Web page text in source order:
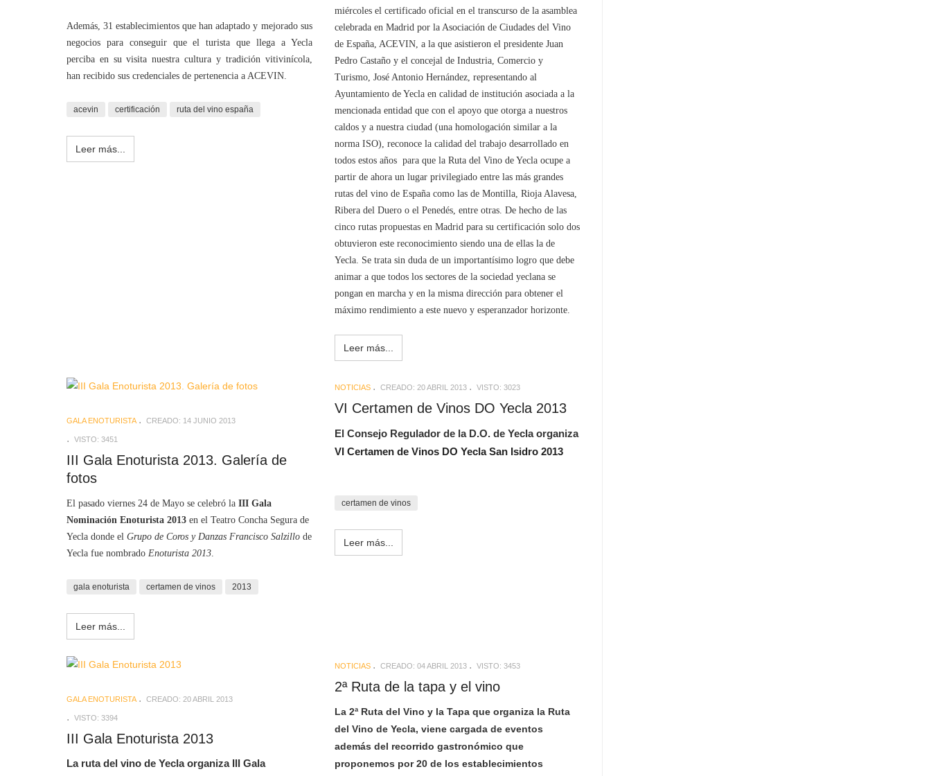
Además, 31 establecimientos que han adaptado y mejorado sus
negocios para conseguir que el turista que llega a Yecla
perciba en su visita nuestra cultura y tradición vitivinícola,
han recibido sus credenciales de pertenencia a ACEVIN.
acevin certificación ruta del vino españa
Leer más...
miércoles el certificado oficial en el transcurso de la asamblea
celebrada en Madrid por la Asociación de Ciudades del Vino
de España, ACEVIN, a la que asistieron el presidente Juan
Pedro Castaño y el concejal de Industria, Comercio y
Turismo, José Antonio Hernández, representando al
Ayuntamiento de Yecla en calidad de institución asociada a la
mencionada entidad que con el apoyo que otorga a nuestros
caldos y a nuestra ciudad (una homologación similar a la
norma ISO), reconoce la calidad del trabajo desarrollado en
todos estos años para que la Ruta del Vino de Yecla ocupe a
partir de ahora un lugar privilegiado entre las más grandes
rutas del vino de España como las de Montilla, Rioja Alavesa,
Ribera del Duero o el Penedés, entre otras. De hecho de las
cinco rutas propuestas en Madrid para su certificación solo dos
obtuvieron este reconocimiento siendo una de ellas la de
Yecla. Se trata sin duda de un importantísimo logro que debe
animar a que todos los sectores de la sociedad yeclana se
pongan en marcha y en la misma dirección para obtener el
máximo rendimiento a este nuevo y esperanzador horizonte.
Leer más...
GALA ENOTURISTA CREADO: 14 JUNIO 2013
VISTO: 3451
III Gala Enoturista 2013. Galería de
fotos
El pasado viernes 24 de Mayo se celebró la III Gala
Nominación Enoturista 2013 en el Teatro Concha Segura de
Yecla donde el Grupo de Coros y Danzas Francisco Salzillo de
Yecla fue nombrado Enoturista 2013
gala enoturista certamen de vinos 2013
Leer más...
NOTICIAS CREADO: 20 ABRIL 2013 VISTO: 3023
VI Certamen de Vinos DO Yecla 2013
El Consejo Regulador de la D.O. de Yecla organiza
VI Certamen de Vinos DO Yecla San Isidro 2013
certamen de vinos
Leer más...
GALA ENOTURISTA CREADO: 20 ABRIL 2013
VISTO: 3394
III Gala Enoturista 2013
La ruta del vino de Yecla organiza III Gala
NOTICIAS CREADO: 04 ABRIL 2013 VISTO: 3453
2ª Ruta de la tapa y el vino
La 2ª Ruta del Vino y la Tapa que organiza la Ruta
del Vino de Yecla, viene cargada de eventos
además del recorrido gastronómico que
proponemos por 20 de los establecimientos